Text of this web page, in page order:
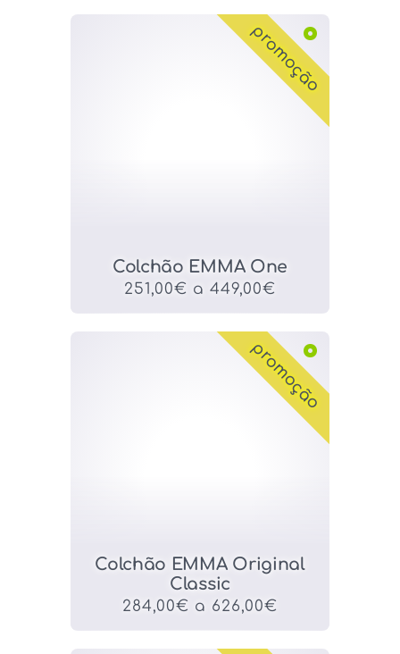
Colchão EMMA One
251,00€ a 449,00€
promoção
Colchão EMMA Original
Classic
284,00€ a 626,00€
promoção